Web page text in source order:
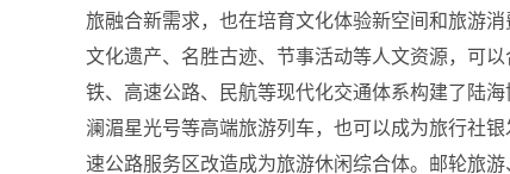
旅融合新需求，也在培育文化体验新空间和旅游消
文化遗产、名胜古迹、节事活动等人文资源，可
铁、高速公路、民航等现代化交通体系构建了陆
澜湄星光号等高端旅游列车，也可以成为旅行社
速公路服务区改造成为旅游休闲综合体。邮轮旅